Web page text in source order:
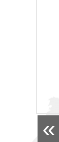
«